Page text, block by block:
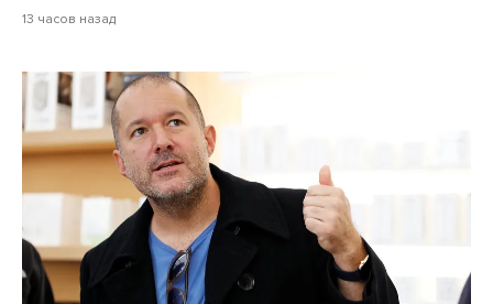
13 часов назад